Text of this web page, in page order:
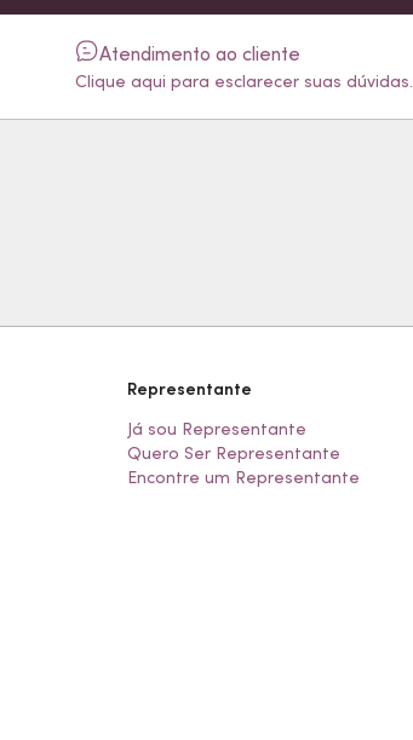
Atendimento ao cliente
Clique aqui para esclarecer suas dúvidas.
Representante
Já sou Representante
Quero Ser Representante
Encontre um Representante